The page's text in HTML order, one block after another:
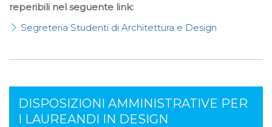
reperibili nel seguente link:
Segreteria Studenti di Architettura e Design
DISPOSIZIONI AMMINISTRATIVE PER
I LAUREANDI IN DESIGN